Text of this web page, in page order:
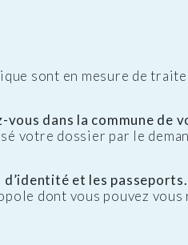
sont en mesure de
vous dans la commune de
votre dossier par le
et les passeports.
dont vous pouvez vous